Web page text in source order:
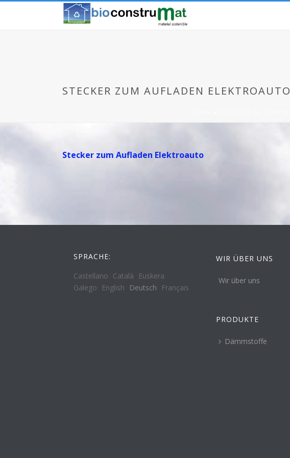
STECKER ZUM AUFLADEN ELEKTROAUTO
Stecker zum Aufladen Elektroauto
SPRACHE:
Castellano Català
Euskera
Galego
English Deutsch Français
WIR ÜBER UNS
Wir über uns
PRODUKTE
Dämmstoffe